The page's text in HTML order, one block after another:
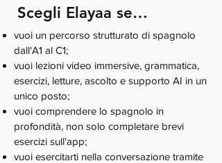
Scegli Elayaa se…
vuoi un percorso strutturato di spagnolo
dall'A1 al C1;
vuoi lezioni video immersive, grammatica,
esercizi, letture, ascolto e supporto AI in un
unico posto;
vuoi comprendere lo spagnolo in
profondità, non solo completare brevi
esercizi sull'app;
vuoi esercitarti nella conversazione tramite